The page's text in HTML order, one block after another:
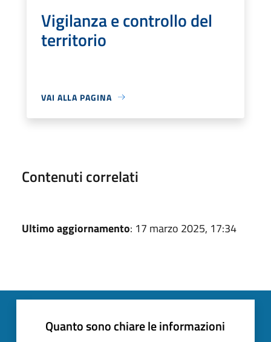
Vigilanza e controllo del
territorio
VAI ALLA PAGINA
Contenuti correlati
Ultimo aggiornamento: 17 marzo 2025, 17:34
Quanto sono chiare le informazioni